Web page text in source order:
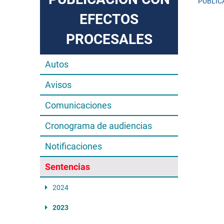
EFECTOS
PROCESALES
Autos
Avisos
Comunicaciones
Cronograma de audiencias
Notificaciones
Sentencias
2024
2023